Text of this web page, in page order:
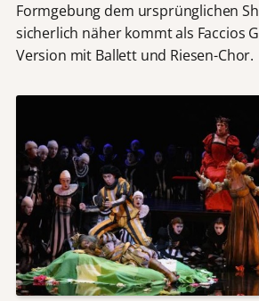
Formgebung dem ursprünglichen
sicherlich näher kommt als Faccios
Version mit Ballett und Riesen-Chor.